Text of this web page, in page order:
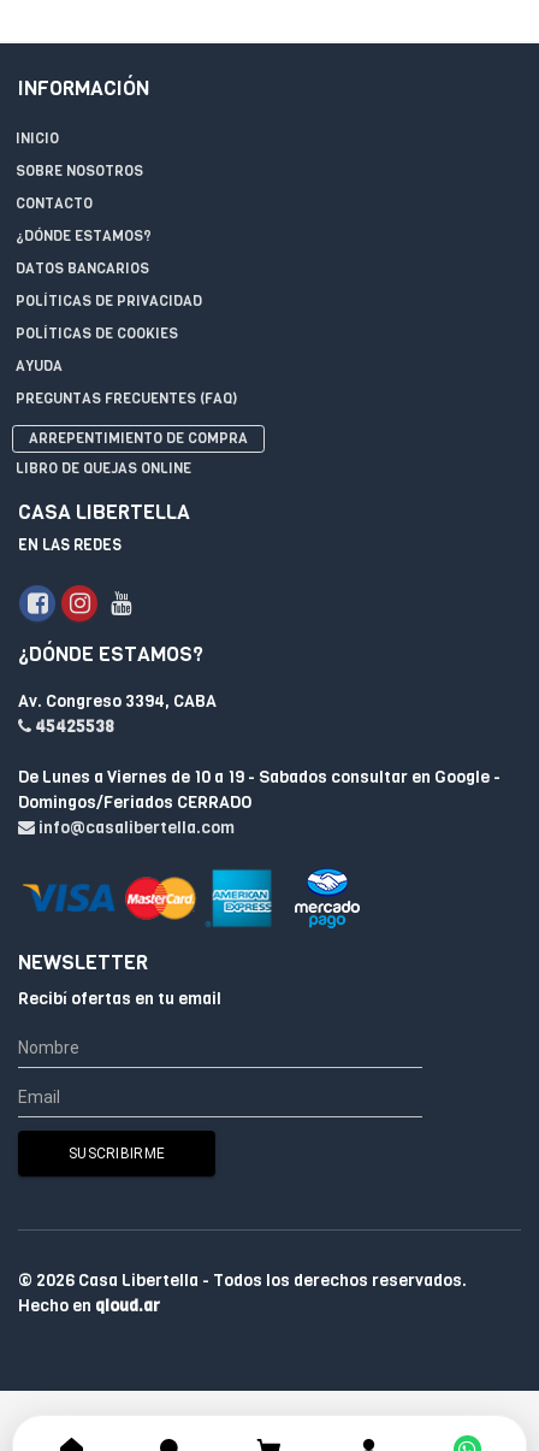
INFORMACIÓN
INICIO
SOBRE NOSOTROS
CONTACTO
¿DÓNDE ESTAMOS?
DATOS BANCARIOS
POLÍTICAS DE PRIVACIDAD
POLÍTICAS DE COOKIES
AYUDA
PREGUNTAS FRECUENTES (FAQ)
ARREPENTIMIENTO DE COMPRA
LIBRO DE QUEJAS ONLINE
CASA LIBERTELLA
EN LAS REDES
¿DÓNDE ESTAMOS?
Av. Congreso 3394, CABA
45425538
De Lunes a Viernes de 10 a 19 - Sabados consultar en Google -
Domingos/Feriados CERRADO
info@casalibertella.com
NEWSLETTER
Recibí ofertas en tu email
© 2026 Casa Libertella - Todos los derechos reservados.
Hecho en qloud.ar